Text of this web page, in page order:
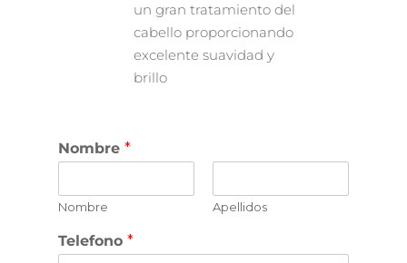
un gran tratamiento del
cabello proporcionando
excelente suavidad y
brillo
Nombre *
Nombre Apellidos
Telefono *